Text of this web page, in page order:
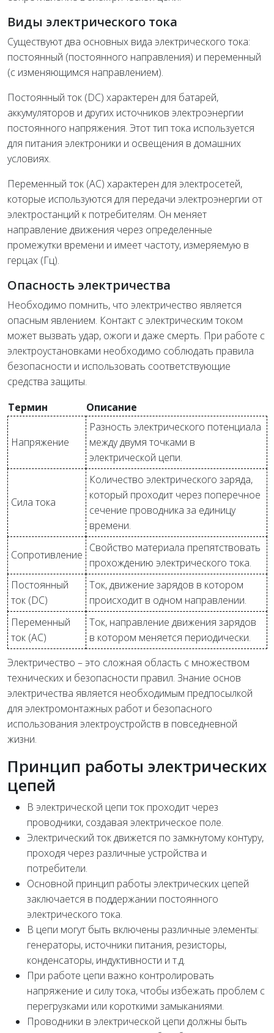
Виды электрического тока
Существуют два основных вида электрического тока:
постоянный (постоянного направления) и переменный
(с изменяющимся направлением).
Постоянный ток (DC) характерен для батарей,
аккумуляторов и других источников электроэнергии
постоянного напряжения. Этот тип тока используется
для питания электроники и освещения в домашних
условиях.
Переменный ток (AC) характерен для электросетей,
которые используются для передачи электроэнергии от
электростанций к потребителям. Он меняет
направление движения через определенные
промежутки времени и имеет частоту, измеряемую в
герцах (Гц).
Опасность электричества
Необходимо помнить, что электричество является
опасным явлением. Контакт с электрическим током
может вызвать удар, ожоги и даже смерть. При работе с
электроустановками необходимо соблюдать правила
безопасности и использовать соответствующие
средства защиты.
Термин
Описание
Напряжение
Разность электрического потенциала
между двумя точками в
электрической цепи.
Сила тока
Количество электрического заряда,
который проходит через поперечное
сечение проводника за единицу
времени.
Сопротивление
Свойство материала препятствовать
прохождению электрического тока.
Постоянный
ток (DC)
Ток, движение зарядов в котором
происходит в одном направлении.
Переменный
ток (AC)
Ток, направление движения зарядов
в котором меняется периодически.
Электричество – это сложная область с множеством
технических и безопасности правил. Знание основ
электричества является необходимым предпосылкой
для электромонтажных работ и безопасного
использования электроустройств в повседневной
жизни.
Принцип работы электрических
цепей
В электрической цепи ток проходит через
проводники, создавая электрическое поле.
Электрический ток движется по замкнутому контуру,
проходя через различные устройства и
потребители.
Основной принцип работы электрических цепей
заключается в поддержании постоянного
электрического тока.
В цепи могут быть включены различные элементы:
генераторы, источники питания, резисторы,
конденсаторы, индуктивности и т.д.
При работе цепи важно контролировать
напряжение и силу тока, чтобы избежать проблем с
перегрузками или короткими замыканиями.
Проводники в электрической цепи должны быть